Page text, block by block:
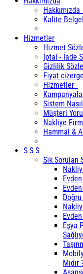
Hakkımızda
Kalite
Hizmetler
Hizmet
İptal - İade
Gizlilik
Fiyat
Hizmetler
Sistem
Müşteri
Nakliye
Hammal &
S S S
Sık Sorulan
Eşya
Mıdır